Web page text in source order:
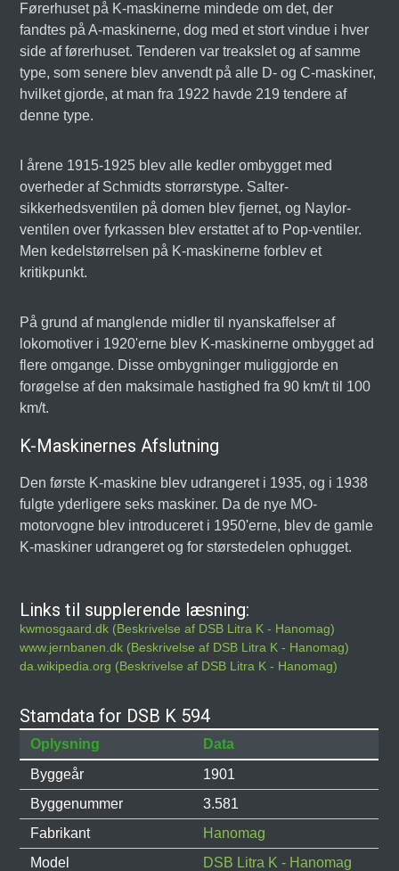
Førerhuset på K-maskinerne mindede om det, der
fandtes på A-maskinerne, dog med et stort vindue i hver
side af førerhuset. Tenderen var treakslet og af samme
type, som senere blev anvendt på alle D- og C-maskiner,
hvilket gjorde, at man fra 1922 havde 219 tendere af
denne type.
I årene 1915-1925 blev alle kedler ombygget med
overheder af Schmidts storrørstype. Salter-
sikkerhedsventilen på domen blev fjernet, og Naylor-
ventilen over fyrkassen blev erstattet af to Pop-ventiler.
Men kedelstørrelsen på K-maskinerne forblev et
kritikpunkt.
På grund af manglende midler til nyanskaffelser af
lokomotiver i 1920'erne blev K-maskinerne ombygget ad
flere omgange. Disse ombygninger muliggjorde en
forøgelse af den maksimale hastighed fra 90 km/t til 100
km/t.
K-Maskinernes Afslutning
Den første K-maskine blev udrangeret i 1935, og i 1938
fulgte yderligere seks maskiner. Da de nye MO-
motorvogne blev introduceret i 1950'erne, blev de gamle
K-maskiner udrangeret og for størstedelen ophugget.
Links til supplerende læsning:
kwmosgaard.dk (Beskrivelse af DSB Litra K - Hanomag)
www.jernbanen.dk (Beskrivelse af DSB Litra K - Hanomag)
da.wikipedia.org (Beskrivelse af DSB Litra K - Hanomag)
Stamdata for DSB K 594
Oplysning
Data
Byggeår
1901
Byggenummer
3.581
Fabrikant
Hanomag
Model
DSB Litra K - Hanomag